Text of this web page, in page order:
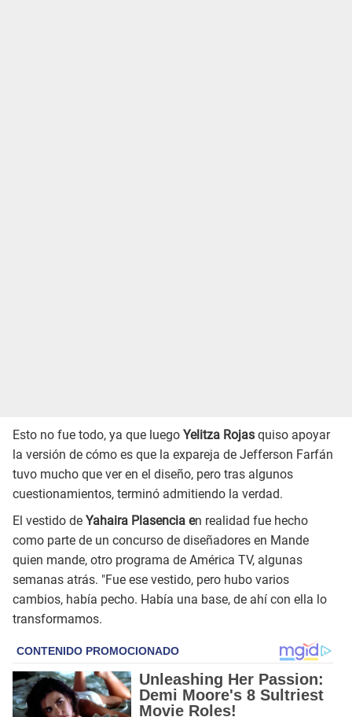
Esto no fue todo, ya que luego Yelitza Rojas quiso apoyar
la versión de cómo es que la expareja de Jefferson Farfán
tuvo mucho que ver en el diseño, pero tras algunos
cuestionamientos, terminó admitiendo la verdad.
El vestido de Yahaira Plasencia en realidad fue hecho
como parte de un concurso de diseñadores en Mande
quien mande, otro programa de América TV, algunas
semanas atrás. "Fue ese vestido, pero hubo varios
cambios, había pecho. Había una base, de ahí con ella lo
transformamos.